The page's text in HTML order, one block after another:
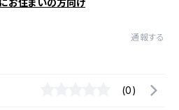
お住まいの方向け
通報する
(0)